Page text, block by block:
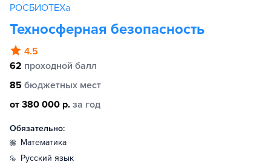
РОСБИОТЕХа
Техносферная безопасность
4.5
62 проходной балл
85 бюджетных мест
от 380 000 р. за год
Обязательно:
математика
русский язык